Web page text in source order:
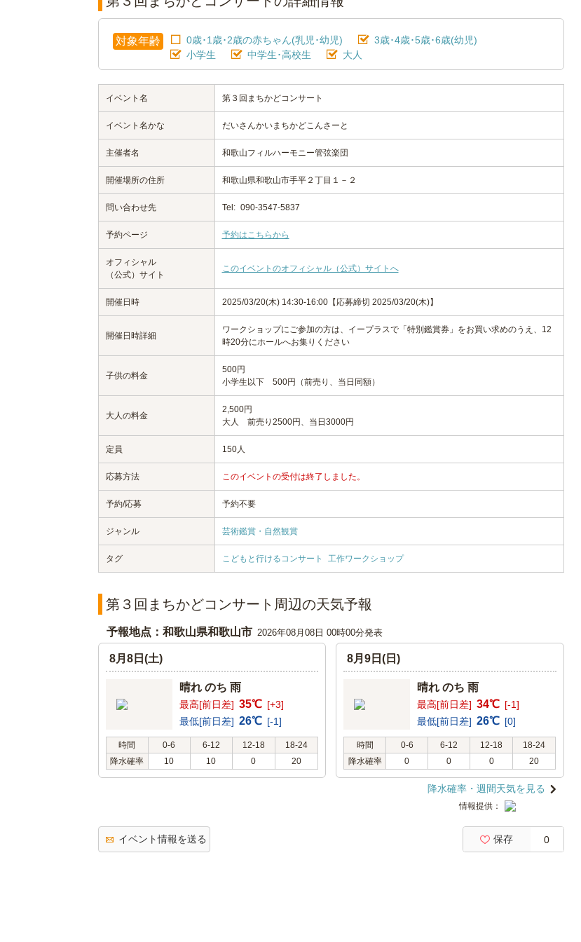
対象年齢 0歳･1歳･2歳の赤ちゃん(乳児･幼児)
3歳･4歳･5歳･6歳(幼児)
小学生
中学生･高校生 大人
イベント名 第３回まちかどコンサート
イベント名かな だいさんかいまちかどこんさーと
主催者名 和歌山フィルハーモニー管弦楽団
開催場所の住所 和歌山県和歌山市手平２丁目１－２
問い合わせ先 Tel: 090-3547-5837
予約ページ 予約はこちらから
オフィシャル
（公式）サイト
このイベントのオフィシャル（公式）サイトへ
開催日時 2025/03/20(木) 14:30-16:00【応募締切 2025/03/20(木)】
開催日時詳細
ワークショップにご参加の方は、イープラスで「特別鑑賞券」をお買い求めのうえ、12
時20分にホールへお集りください
子供の料金
500円
小学生以下 500円（前売り、当日同額）
大人の料金
2,500円
大人 前売り2500円、当日3000円
定員 150人
応募方法 このイベントの受付は終了しました。
予約/応募 予約不要
ジャンル 芸術鑑賞・自然観賞
タグ こどもと行けるコンサート 工作ワークショップ
第３回まちかどコンサート周辺の天気予報
予報地点：和歌山県和歌山市 2026年08月08日 00時00分発表
8月8日(土)
晴れ のち 雨
最高[前日差] 35℃ [+3]
最低[前日差] 26℃ [-1]
時間 0-6 6-12 12-18
18-24
降水確率
10 10 0 20
8月9日(日)
晴れ のち 雨
最高[前日差] 34℃ [-1]
最低[前日差] 26℃ [0]
時間 0-6 6-12 12-18
18-24
降水確率
0 0 0 20
降水確率・週間天気を見る
情報提供：
イベント情報を送る 保存 0